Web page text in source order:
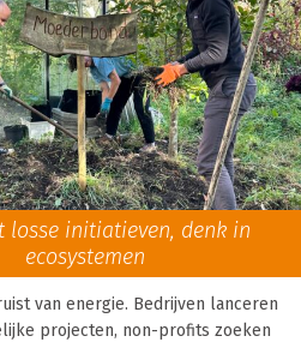
losse initiatieven, denk in
ecosystemen
van energie. Bedrijven lanceren
projecten, non-profits zoeken